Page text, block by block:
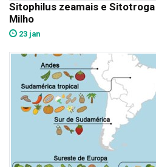
Sitophilus zeamais e
Milho
23 jan